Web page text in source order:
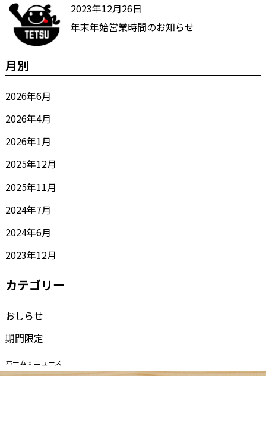
2023年12月26日
年末年始営業時間のお知らせ
月別
2026年6月
2026年4月
2026年1月
2025年12月
2025年11月
2024年7月
2024年6月
2023年12月
カテゴリー
おしらせ
期間限定
ホーム » ニュース